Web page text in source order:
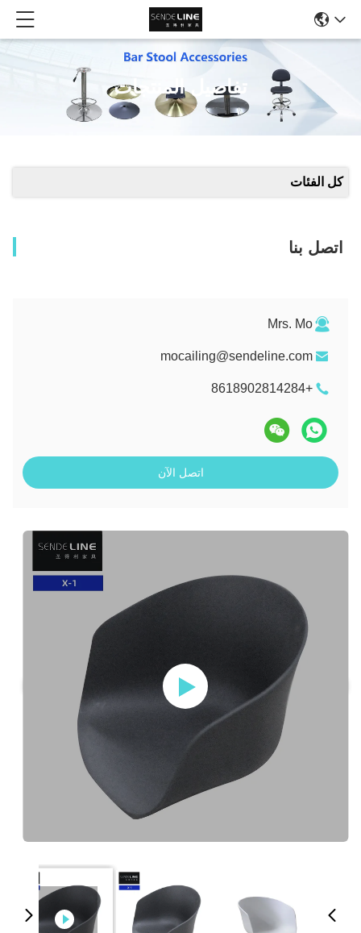
تفاصيل المنتجات
كل الفئات
اتصل بنا
Mrs. Mo
mocailing@sendeline.com
+8618902814284
اتصل الآن